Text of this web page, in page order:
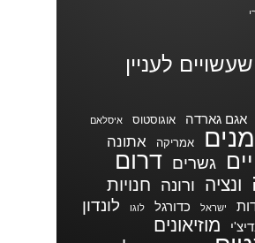
לעניין
אגם גארדה אוגוסטוס איסלאם
אמריקה אתונה
גשרים דרום
ונציה ורונה חנויות
ישראל כדורגל לוגו לונדון
מוזיאונים